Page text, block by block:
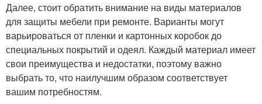
Далее, стоит обратить внимание на виды материалов
для защиты мебели при ремонте. Варианты могут
варьироваться от пленки и картонных коробок до
специальных покрытий и одеял. Каждый материал имеет
свои преимущества и недостатки, поэтому важно
выбрать то, что наилучшим образом соответствует
вашим потребностям.